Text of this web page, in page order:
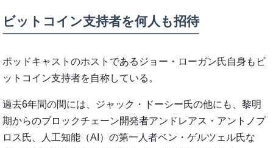
ビットコイン支持者を何人も招待
ポッドキャストのホストであるジョー・ローガン氏自身もビ
ットコイン支持者を自称している。
過去6年間の間には、ジャック・ドーシー氏の他にも、黎明
期からのブロックチェーン開発者アンドレアス・アントノプ
ロス氏、人工知能（AI）の第一人者ベン・ゲルツェル氏な